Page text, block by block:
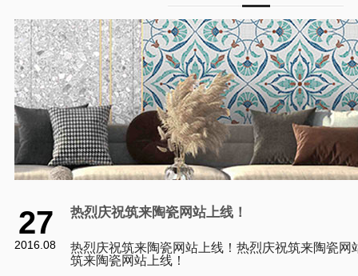
27
2016.08
热烈庆祝筑来陶瓷网站上线！
热烈庆祝筑来陶瓷网站上线！热烈庆祝筑来陶瓷网
筑来陶瓷网站上线！